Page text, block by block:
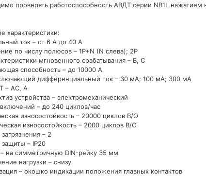
проверять работоспособность АВДТ серии NB1L нажатием
характеристики:
ток – от 6 А до 40 А
по числу полюсов – 1P+N (N слева); 2P
мгновенного срабатывания – B, С
способность – до 10000 А
дифференциальный ток – 30 мA; 100 мA; 300 мA
– AC, A
устройства – электромеханический
– до 240 циклов/час
износостойкость – 20000 циклов В/О
износостойкость – 2000 циклов В/О
– 2
– IP20
на симметричную DIN-рейку 35 мм
нагрузки – снизу
– окошко индикации положения главных контактов